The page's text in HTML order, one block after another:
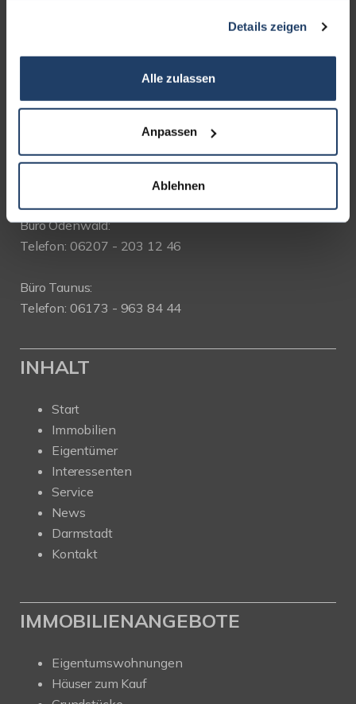
Details zeigen
Alle zulassen
Anpassen
Ablehnen
WEITERE BÜROS
Büro Münster bei Dieburg:
Büro Messel:
Telefon: 06159 - 71 69 61
Büro Odenwald:
Telefon: 06207 - 203 12 46
Büro Taunus:
Telefon: 06173 - 963 84 44
INHALT
Start
Immobilien
Eigentümer
Interessenten
Service
News
Darmstadt
Kontakt
IMMOBILIENANGEBOTE
Eigentumswohnungen
Häuser zum Kauf